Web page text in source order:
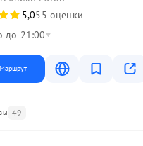
5,055 оценки
до 21:00
Маршрут
49